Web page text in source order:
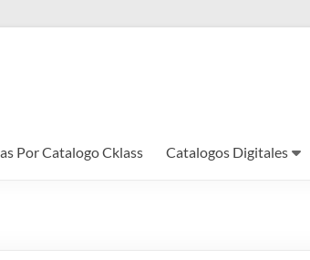
Por Catalogo Cklass Catalogos Digitales